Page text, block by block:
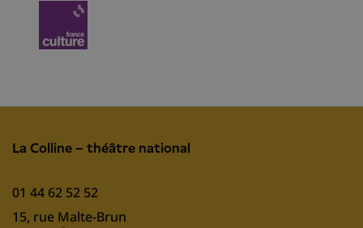
La Colline – théâtre national
01 44 62 52 52
15, rue Malte-Brun